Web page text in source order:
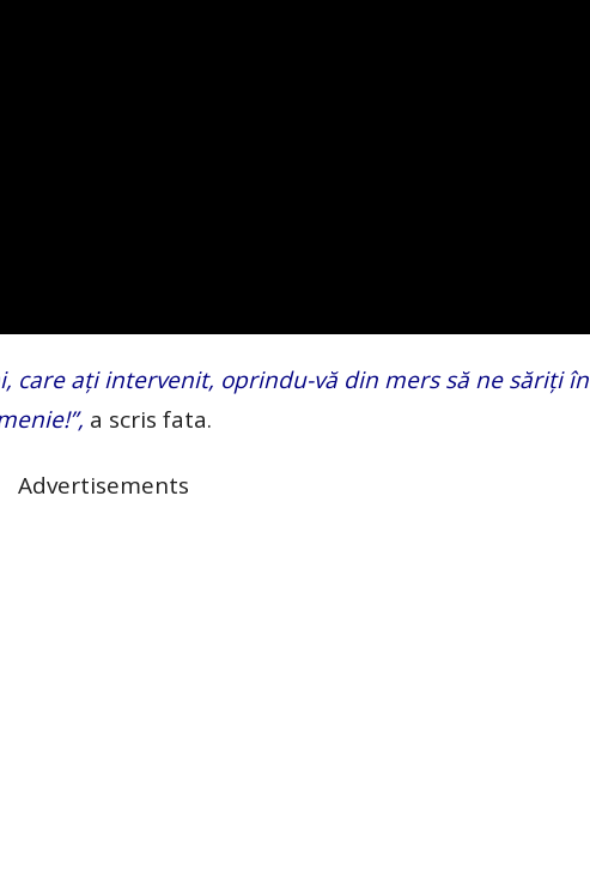
ați intervenit, oprindu-vă din mers să ne săriți în
a scris fata.
Advertisements